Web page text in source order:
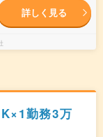
詳しく見る
勤務3万